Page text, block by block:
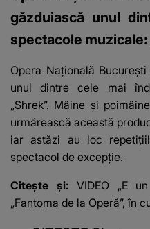
găzduiască unul
spectacole muzicale:
Opera Națională
unul dintre cele mai
„Shrek”. Mâine și
urmărească această
iar astăzi au loc
spectacol de excepție.
Citește și:VIDEO „E
„Fantoma de la Operă”, în